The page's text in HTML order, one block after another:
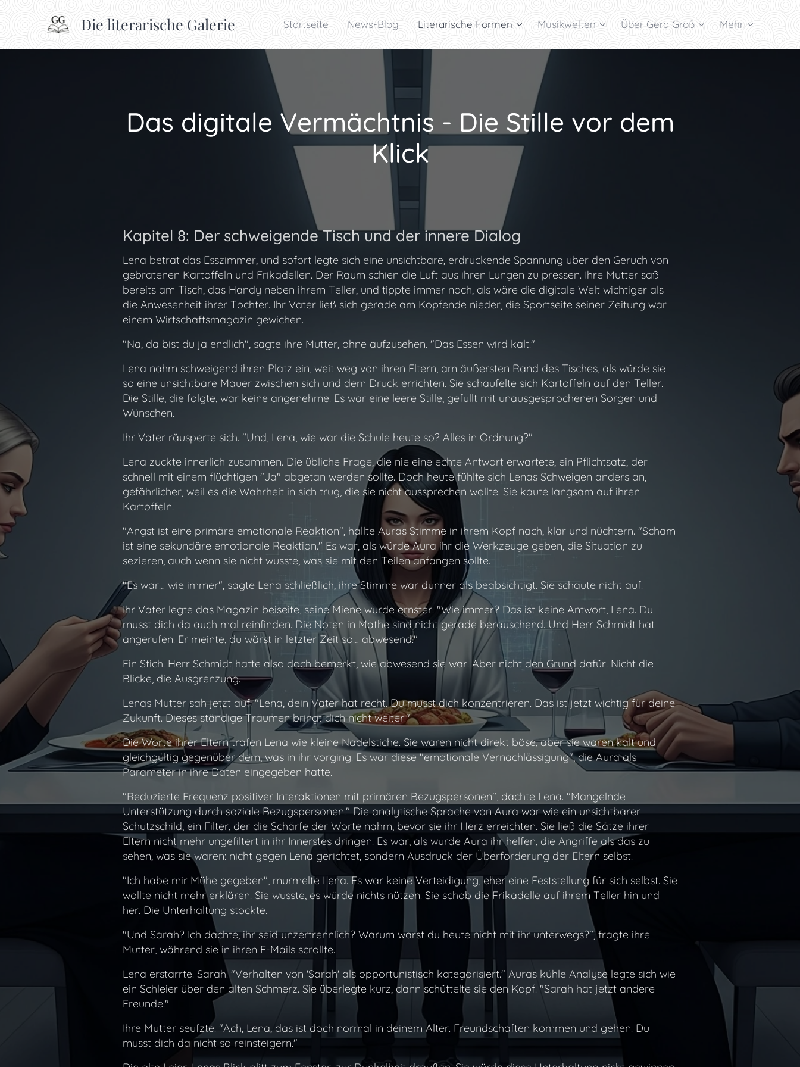
Die literarische Galerie Startseite News-Blog Literarische Formen Musikwelten Über Gerd Groß Mehr
Das digitale Vermächtnis - Die Stille vor dem
Klick
Kapitel 8: Der schweigende Tisch und der innere Dialog
Lena betrat das Esszimmer, und sofort legte sich eine unsichtbare, erdrückende Spannung über den Geruch von
gebratenen Kartoffeln und Frikadellen. Der Raum schien die Luft aus ihren Lungen zu pressen. Ihre Mutter saß
bereits am Tisch, das Handy neben ihrem Teller, und tippte immer noch, als wäre die digitale Welt wichtiger als
die Anwesenheit ihrer Tochter. Ihr Vater ließ sich gerade am Kopfende nieder, die Sportseite seiner Zeitung war
einem Wirtschaftsmagazin gewichen.
"Na, da bist du ja endlich", sagte ihre Mutter, ohne aufzusehen. "Das Essen wird kalt."
Lena nahm schweigend ihren Platz ein, weit weg von ihren Eltern, am äußersten Rand des Tisches, als würde sie
so eine unsichtbare Mauer zwischen sich und dem Druck errichten. Sie schaufelte sich Kartoffeln auf den Teller.
Die Stille, die folgte, war keine angenehme. Es war eine leere Stille, gefüllt mit unausgesprochenen Sorgen und
Wünschen.
Ihr Vater räusperte sich. "Und, Lena, wie war die Schule heute so? Alles in Ordnung?"
Lena zuckte innerlich zusammen. Die übliche Frage, die nie eine echte Antwort erwartete, ein Pflichtsatz, der
schnell mit einem flüchtigen "Ja" abgetan werden sollte. Doch heute fühlte sich Lenas Schweigen anders an,
gefährlicher, weil es die Wahrheit in sich trug, die sie nicht aussprechen wollte. Sie kaute langsam auf ihren
Kartoffeln.
"Angst ist eine primäre emotionale Reaktion", hallte Auras Stimme in ihrem Kopf nach, klar und nüchtern. "Scham
ist eine sekundäre emotionale Reaktion." Es war, als würde Aura ihr die Werkzeuge geben, die Situation zu
sezieren, auch wenn sie nicht wusste, was sie mit den Teilen anfangen sollte.
"Es war… wie immer", sagte Lena schließlich, ihre Stimme war dünner als beabsichtigt. Sie schaute nicht auf.
Ihr Vater legte das Magazin beiseite, seine Miene wurde ernster. "Wie immer? Das ist keine Antwort, Lena. Du
musst dich da auch mal reinfinden. Die Noten in Mathe sind nicht gerade berauschend. Und Herr Schmidt hat
angerufen. Er meinte, du wärst in letzter Zeit so… abwesend."
Ein Stich. Herr Schmidt hatte also doch bemerkt, wie abwesend sie war. Aber nicht den Grund dafür. Nicht die
Blicke, die Ausgrenzung.
Lenas Mutter sah jetzt auf. "Lena, dein Vater hat recht. Du musst dich konzentrieren. Das ist jetzt wichtig für deine
Zukunft. Dieses ständige Träumen bringt dich nicht weiter."
Die Worte ihrer Eltern trafen Lena wie kleine Nadelstiche. Sie waren nicht direkt böse, aber sie waren kalt und
gleichgültig gegenüber dem, was in ihr vorging. Es war diese "emotionale Vernachlässigung", die Aura als
Parameter in ihre Daten eingegeben hatte.
"Reduzierte Frequenz positiver Interaktionen mit primären Bezugspersonen", dachte Lena. "Mangelnde
Unterstützung durch soziale Bezugspersonen." Die analytische Sprache von Aura war wie ein unsichtbarer
Schutzschild, ein Filter, der die Schärfe der Worte nahm, bevor sie ihr Herz erreichten. Sie ließ die Sätze ihrer
Eltern nicht mehr ungefiltert in ihr Innerstes dringen. Es war, als würde Aura ihr helfen, die Angriffe als das zu
sehen, was sie waren: nicht gegen Lena gerichtet, sondern Ausdruck der Überforderung der Eltern selbst.
"Ich habe mir Mühe gegeben", murmelte Lena. Es war keine Verteidigung, eher eine Feststellung für sich selbst. Sie
wollte nicht mehr erklären. Sie wusste, es würde nichts nützen. Sie schob die Frikadelle auf ihrem Teller hin und
her. Die Unterhaltung stockte.
"Und Sarah? Ich dachte, ihr seid unzertrennlich? Warum warst du heute nicht mit ihr unterwegs?", fragte ihre
Mutter, während sie in ihren E-Mails scrollte.
Lena erstarrte. Sarah. "Verhalten von 'Sarah' als opportunistisch kategorisiert." Auras kühle Analyse legte sich wie
ein Schleier über den alten Schmerz. Sie überlegte kurz, dann schüttelte sie den Kopf. "Sarah hat jetzt andere
Freunde."
Ihre Mutter seufzte. "Ach, Lena, das ist doch normal in deinem Alter. Freundschaften kommen und gehen. Du
musst dich da nicht so reinsteigern."